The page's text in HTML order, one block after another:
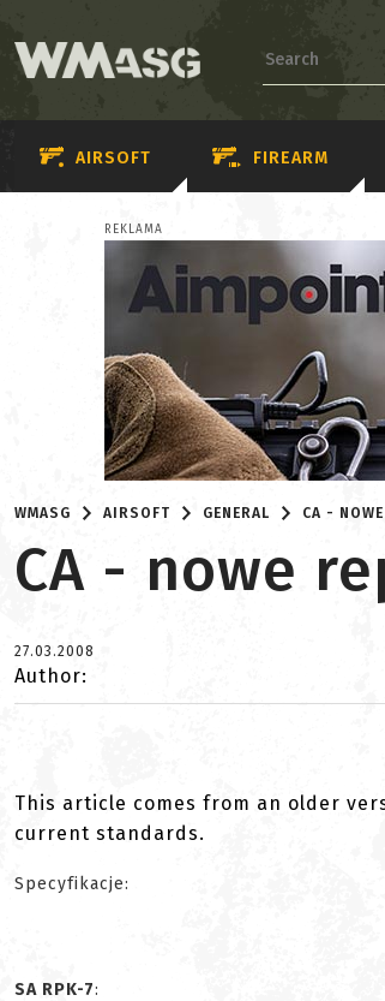
AIRSOFT FIREARM
REKLAMA
WMASG AIRSOFT GENERAL CA -
CA - nowe
27.03.2008
Author:
This article comes from an older
current standards.
Specyfikacje:
SA RPK-7: